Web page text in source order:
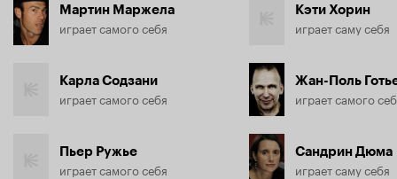
Мартин Маржела
играет самого себя
Карла Содзани
играет самого себя
Пьер Ружье
играет самого себя
Кэти Хорин
играет саму себя
Жан-Поль
Сандрин Дюма
играет саму себя